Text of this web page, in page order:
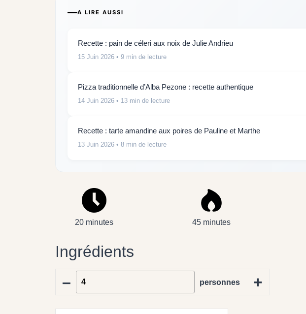
A LIRE AUSSI
Recette : pain de céleri aux noix de Julie Andrieu
15 Juin 2026 • 9 min de lecture
Pizza traditionnelle d’Alba Pezone : recette authentique
14 Juin 2026 • 13 min de lecture
Recette : tarte amandine aux poires de Pauline et Marthe
13 Juin 2026 • 8 min de lecture
20 minutes 45 minutes
Ingrédients
–
personnes +